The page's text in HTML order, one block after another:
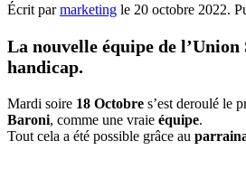
Écrit parmarketing le 20 octobre 2022.
La nouvelle équipe de
handicap.
Mardi soire 18 Octobre s’est deroulé le
Baroni, comme une vraie équipe.
Tout cela a été possible grâce au